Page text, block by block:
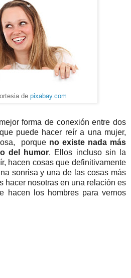
de pixabay.com
forma de conexión entre dos
puede hacer reír a una mujer,
porque no existe nada más
del humor. Ellos incluso sin la
hacen cosas que definitivamente
sonrisa y una de las cosas más
hacer nosotras en una relación es
hacen los hombres para vernos